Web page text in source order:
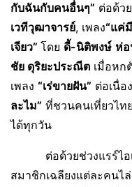
กับฉันกับคนอื่นๆ” ต่อด้ว
เวทีวุฒาจารย์, เพลง“แค่
เจียว” โดย ดี้-นิติพงษ์ ห่
ชัย ดุริยะประณีต เมื่อหก
เพลง “เร่ขายฝัน” ต่อเนื่อ
ละไม” ที่ชวนคนเที่ยวไท
ได้ทุกวัน
ต่อด้วยช่วงแรร์ไอเ
สมาชิกเฉลียงแต่ละคนไ